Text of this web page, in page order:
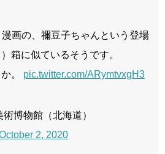
漫画の、禰豆子ちゃんという登場
箱に似ているそうです。
。 pic.twitter.com/ARymtvxgH3
博物館（北海道）
2, 2020